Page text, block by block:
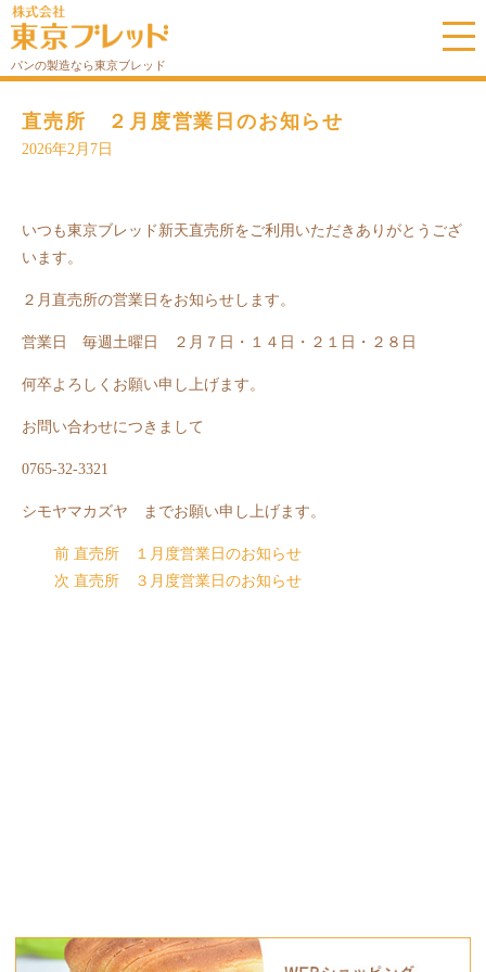
パンの製造なら東京ブレッド
直売所 ２月度営業日のお知らせ
2026年2月7日
いつも東京ブレッド新天直売所をご利用いただきありがとうござ
います。
２月直売所の営業日をお知らせします。
営業日 毎週土曜日 ２月７日・１４日・２１日・２８日
何卒よろしくお願い申し上げます。
お問い合わせにつきまして
0765-32-3321
シモヤマカズヤ までお願い申し上げます。
前 直売所 １月度営業日のお知らせ
次 直売所 ３月度営業日のお知らせ